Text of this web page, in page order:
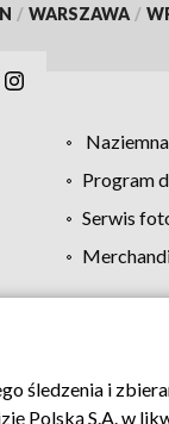
/ WARSZAWA /
Program
Serwis
Pomoc Biuro
śledzenia i
Polską S.A. w